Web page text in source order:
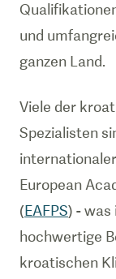
und
ganzen Land.
Viele der
Spezialisten
European
(EAFPS) - was
hochwertige
kroatischen